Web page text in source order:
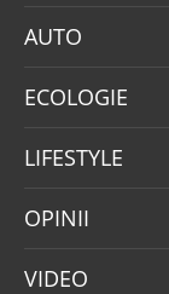
AUTO
ECOLOGIE
LIFESTYLE
OPINII
VIDEO